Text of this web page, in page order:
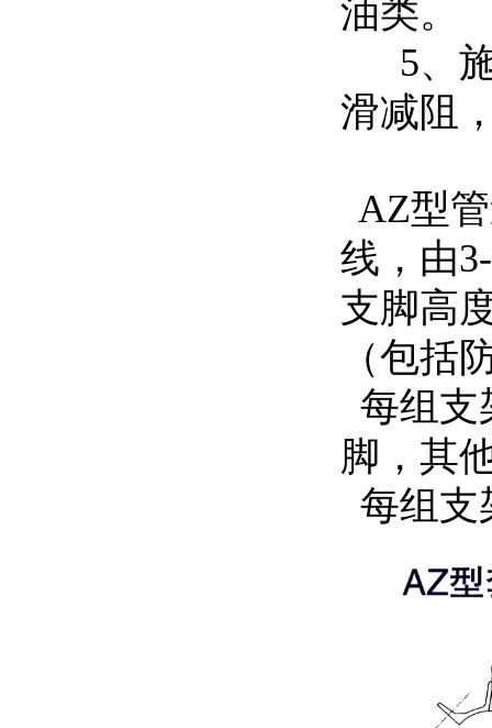
油类。
5、施
滑减阻
AZ型
线，由
支脚高
（包括
每组支
脚，其
每组支